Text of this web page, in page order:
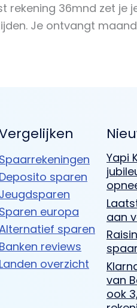
rekening 36mnd zet je
Je ontvangt
Spaarrekeningen
Deposito sparen
Jeugdsparen
Sparen europa
sparen
Banken reviews
Landen overzicht
Yapi
aan
van
ook